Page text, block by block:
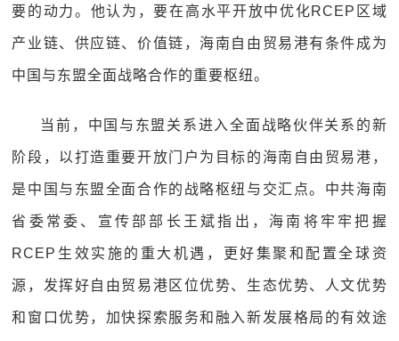
要的动力。他认为，要在高水平开放中优化RCEP区域
产业链、供应链、价值链，海南自由贸易港有条件成为
中国与东盟全面战略合作的重要枢纽。
当前，中国与东盟关系进入全面战略伙伴关系的新
阶段，以打造重要开放门户为目标的海南自由贸易港，
是中国与东盟全面合作的战略枢纽与交汇点。中共海南
省委常委、宣传部部长王斌指出，海南将牢牢把握
RCEP生效实施的重大机遇，更好集聚和配置全球资
源，发挥好自由贸易港区位优势、生态优势、人文优势
和窗口优势，加快探索服务和融入新发展格局的有效途